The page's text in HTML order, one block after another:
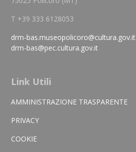
T +39 333 6128053
drm-bas.museopolicoro@cultura.gov.it
drm-bas@pec.cultura.gov.it
Link Utili
AMMINISTRAZIONE TRASPARENTE
PRIVACY
COOKIE